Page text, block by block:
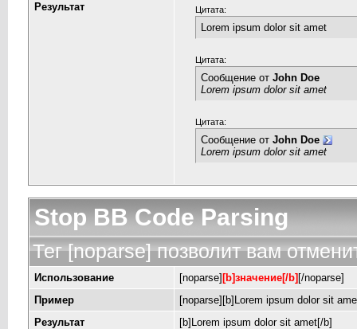
Результат Цитата:
Lorem ipsum dolor sit amet
Цитата:
Сообщение от John Doe
Lorem ipsum dolor sit amet
Цитата:
Сообщение от John Doe
Lorem ipsum dolor sit amet
Stop BB Code Parsing
Тег [noparse] позволит вам
Использование [noparse] [b]значение[/b] [/noparse]
Пример
[noparse][b]Lorem ipsum dolor sit
Результат
[b]Lorem ipsum dolor sit amet[/b]